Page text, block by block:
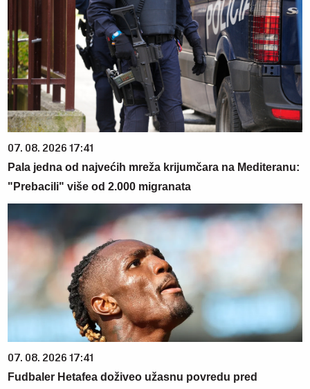
07. 08. 2026 17:41
Pala jedna od najvećih mreža krijumčara na Mediteranu:
"Prebacili" više od 2.000 migranata
07. 08. 2026 17:41
Fudbaler Hetafea doživeo užasnu povredu pred